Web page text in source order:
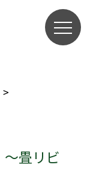
畳リビ